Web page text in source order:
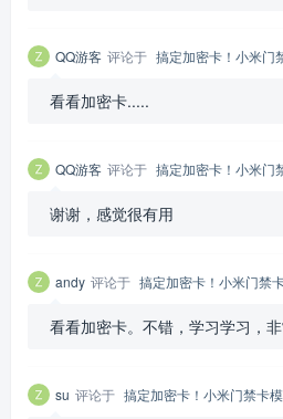
QQ游客 评论于 搞定加密卡！小米门
看看加密卡.....
QQ游客 评论于 搞定加密卡！小米门
谢谢，感觉很有用
andy 评论于 搞定加密卡！小米门禁
看看加密卡。不错，学习学习，非
su 评论于 搞定加密卡！小米门禁卡